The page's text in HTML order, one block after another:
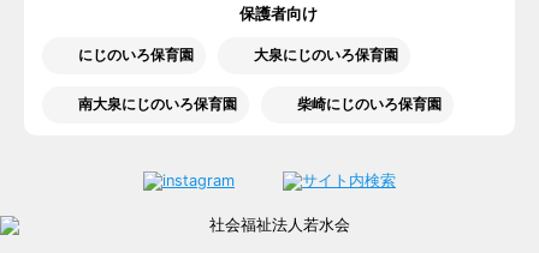
保護者向け
にじのいろ保育園 大泉にじのいろ保育園
南大泉にじのいろ保育園 柴崎にじのいろ保育園